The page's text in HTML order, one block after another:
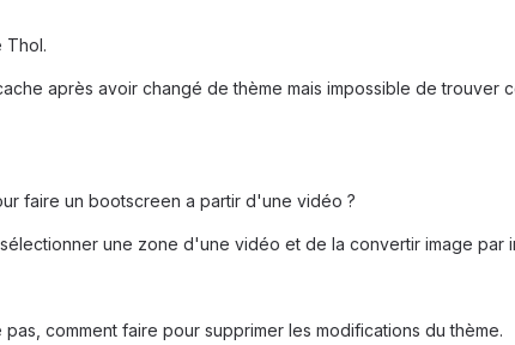
Thol.
après avoir changé de thème mais impossible de trouver
faire un bootscreen a partir d'une vidéo ?
une zone d'une vidéo et de la convertir image par
comment faire pour supprimer les modifications du thème.